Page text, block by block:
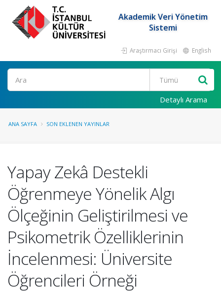
Akademik Veri Yönetim
Sistemi
Araştırmacı Girişi English
Ara
Detaylı Arama
ANA SAYFA SON EKLENEN YAYINLAR
Yapay Zekâ Destekli
Öğrenmeye Yönelik Algı
Ölçeğinin Geliştirilmesi ve
Psikometrik Özelliklerinin
İncelenmesi: Üniversite
Öğrencileri Örneği